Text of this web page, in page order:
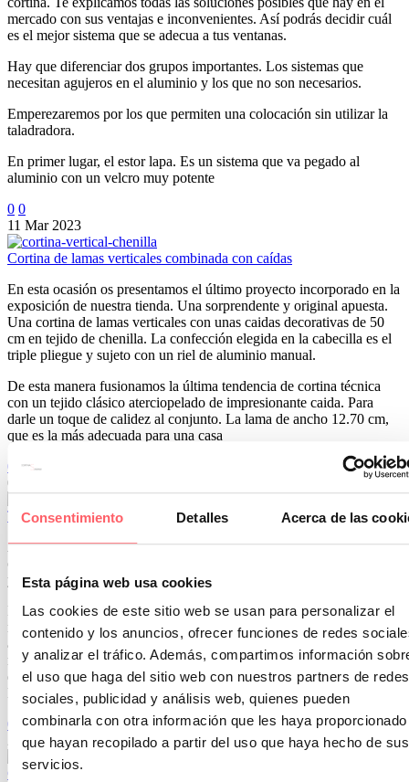
Consentimiento Detalles Acerca de las
Esta página web usa cookies
Las cookies de este sitio web se usan para personalizar el
contenido y los anuncios, ofrecer funciones de redes
y analizar el tráfico. Además, compartimos información
el uso que haga del sitio web con nuestros partners de redes
sociales, publicidad y análisis web, quienes pueden
combinarla con otra información que les haya proporcionado
que hayan recopilado a partir del uso que haya hecho de sus
servicios.
mercado con sus ventajas e inconvenientes. Así podrás decidir cuál
es el mejor sistema que se adecua a tus ventanas.
Hay que diferenciar dos grupos importantes. Los sistemas que
necesitan agujeros en el aluminio y los que no son necesarios.
Emperezaremos por los que permiten una colocación sin utilizar la
taladradora.
En primer lugar, el estor lapa. Es un sistema que va pegado al
aluminio con un velcro muy potente
0 0
11 Mar 2023
Cortina de lamas verticales combinada con caídas
En esta ocasión os presentamos el último proyecto incorporado en la
exposición de nuestra tienda. Una sorprendente y original apuesta.
Una cortina de lamas verticales con unas caidas decorativas de 50
cm en tejido de chenilla. La confección elegida en la cabecilla es el
triple pliegue y sujeto con un riel de aluminio manual.
De esta manera fusionamos la última tendencia de cortina técnica
con un tejido clásico aterciopelado de impresionante caida. Para
darle un toque de calidez al conjunto. La lama de ancho 12.70 cm,
que es la más adecuada para una casa
0
1
07 Feb 2020
Trucos sencillos para decorar la mesa en las comidas de navidad
Ahora que se acercan tantas comidas familiares en casa, os
ofrecemos unos sencillos consejos para decorar de forma económica
y muy fácil vuestra mesa.
Lo primero es elegir un mantel de tela. Preferiblemente con motivos
rojos, dorados, platas, negros o grises. Si no tienes, puedes
aprovechar y adquirir uno. Te valdrá para próximas navidades o el
resto del año (no tiene que tener motivos navideños). Deberá ser
estampado: con flores, hojas, símbolos o con motivos geométricos.
El siguiente paso, confeccionar caminos de mesa de un color liso.
0
0
20 Dic 2018
Combinar visillo largo y estor en un salón